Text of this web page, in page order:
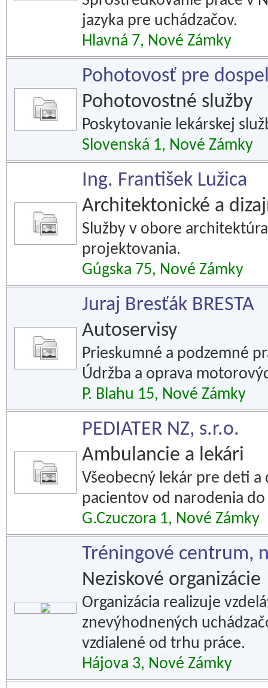
jazyka pre uchádzačov.
Hlavná 7, Nové Zámky
Pohotovosť pre
Pohotovostné služby
Poskytovanie lekárskej
Slovenská 1, Nové Zámky
Ing. František Lužica
Architektonické a
Služby v obore
projektovania.
Gúgska 75, Nové Zámky
Juraj Bresťák BRESTA
Autoservisy
Prieskumné a podzemné
Údržba a oprava
P. Blahu 15, Nové Zámky
PEDIATER NZ, s.r.o.
Ambulancie a lekári
Všeobecný lekár pre deti
pacientov od narodenia
G.Czuczora 1, Nové Zámky
Tréningové centrum,
Neziskové organizácie
Organizácia realizuje
znevýhodnených
vzdialené od trhu práce.
Hájova 3, Nové Zámky